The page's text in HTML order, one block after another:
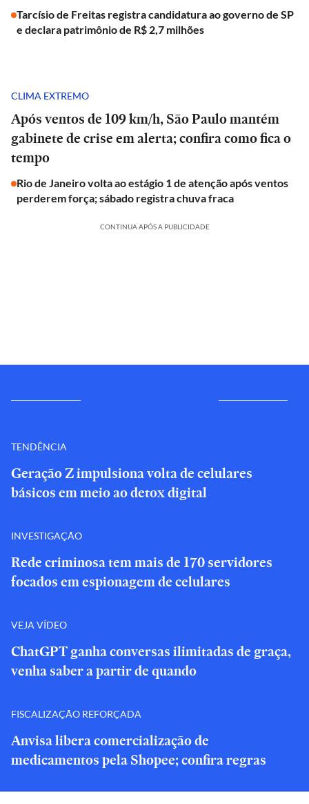
Tarcísio de Freitas registra candidatura ao governo de SP
e declara patrimônio de R$ 2,7 milhões
CLIMA EXTREMO
Após ventos de 109 km/h, São Paulo mantém
gabinete de crise em alerta; confira como fica o
tempo
Rio de Janeiro volta ao estágio 1 de atenção após ventos
perderem força; sábado registra chuva fraca
CONTINUA APÓS A PUBLICIDADE
TENDÊNCIA
Geração Z impulsiona volta de celulares
básicos em meio ao detox digital
INVESTIGAÇÃO
Rede criminosa tem mais de 170 servidores
focados em espionagem de celulares
VEJA VÍDEO
ChatGPT ganha conversas ilimitadas de graça,
venha saber a partir de quando
FISCALIZAÇÃO REFORÇADA
Anvisa libera comercialização de
medicamentos pela Shopee; confira regras